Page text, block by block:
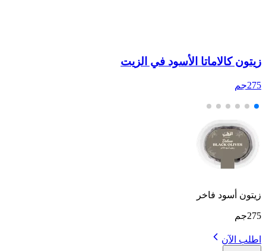
زيتون كالاماتا الأسود في الزيت
275جم
زيتون أسود فاخر
275جم
اطلب الآن